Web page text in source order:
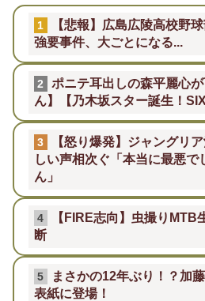
1
【悲報】広島広陵高校野
強要事件、大ごとになる...
2
ポニテ耳出しの森平麗心
ん】【乃木坂スター誕生！
3
【怒り爆発】ジャングリ
しい声相次ぐ「本当に最悪で
ん」
4
【FIRE志向】虫撮りMTB
断
5
まさかの12年ぶり！？加
表紙に登場！